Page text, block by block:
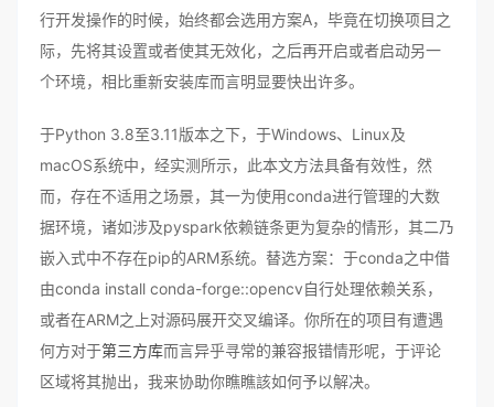
行开发操作的时候，始终都会选用方案A，毕竟在切换项目之
际，先将其设置或者使其无效化，之后再开启或者启动另一
个环境，相比重新安装库而言明显要快出许多。
于Python 3.8至3.11版本之下，于Windows、Linux及
macOS系统中，经实测所示，此本文方法具备有效性，然
而，存在不适用之场景，其一为使用conda进行管理的大数
据环境，诸如涉及pyspark依赖链条更为复杂的情形，其二乃
嵌入式中不存在pip的ARM系统。替选方案：于conda之中借
由conda install conda-forge::opencv自行处理依赖关系，
或者在ARM之上对源码展开交叉编译。你所在的项目有遭遇
何方对于第三方库而言异乎寻常的兼容报错情形呢，于评论
区域将其抛出，我来协助你瞧瞧該如何予以解决。